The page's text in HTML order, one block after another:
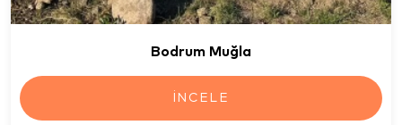
Bodrum Muğla
İNCELE